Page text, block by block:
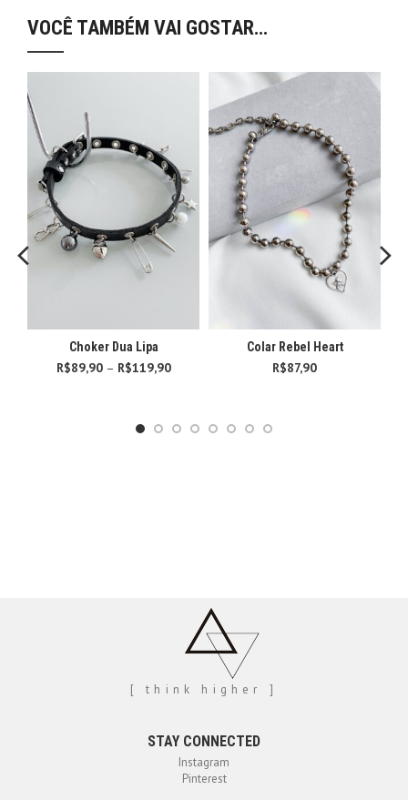
VOCÊ TAMBÉM VAI GOSTAR…
Choker Dua Lipa
R$89,90 – R$119,90
R$119,90
Colar Rebel Heart
R$87,90
[ think higher ]
STAY CONNECTED
Instagram
Pinterest